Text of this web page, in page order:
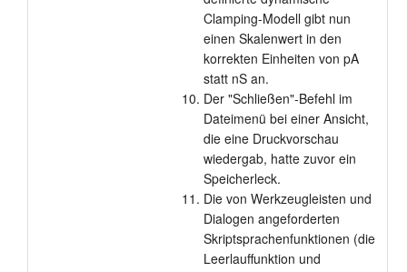
Clamping-Modell gibt nun
einen Skalenwert in den
korrekten Einheiten von pA
statt nS an.
Der "Schließen"-Befehl im
Dateimenü bei einer Ansicht,
die eine Druckvorschau
wiedergab, hatte zuvor ein
Speicherleck.
Die von Werkzeugleisten und
Dialogen angeforderten
Skriptsprachenfunktionen (die
Leerlauffunktion und